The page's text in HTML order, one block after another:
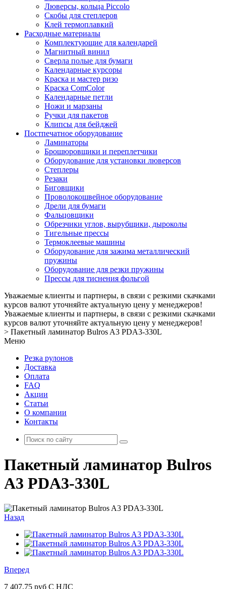
Люверсы, кольца Piccolo
Скобы для степлеров
Клей термоплавкий
Расходные материалы
Комплектующие для календарей
Магнитный винил
Сверла полые для бумаги
Календарные курсоры
Краска и мастер ризо
Краска ComColor
Календарные петли
Ножи и марзаны
Ручки для пакетов
Клипсы для бейджей
Постпечатное оборудование
Ламинаторы
Брошюровщики и переплетчики
Оборудование для установки люверсов
Степлеры
Резаки
Биговщики
Проволокошвейное оборудование
Дрели для бумаги
Фальцовщики
Обрезчики углов, вырубщики, дыроколы
Тигельные прессы
Термоклеевые машины
Оборудование для зажима металлический
пружины
Оборудование для резки пружины
Прессы для тиснения фольгой
Уважаемые клиенты и партнеры, в связи с резкими скачками
курсов валют уточняйте актуальную цену у менеджеров!
Уважаемые клиенты и партнеры, в связи с резкими скачками
курсов валют уточняйте актуальную цену у менеджеров!
> Пакетный ламинатор Bulros A3 PDA3-330L
Меню
Резка рулонов
Доставка
Оплата
FAQ
Акции
Статьи
О компании
Контакты
Пакетный ламинатор Bulros
A3 PDA3-330L
Назад
Вперед
7 407,75 руб С НДС